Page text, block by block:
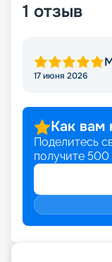
1 отзыв
17 июня 2026
Как вам
Поделитесь
получите 500